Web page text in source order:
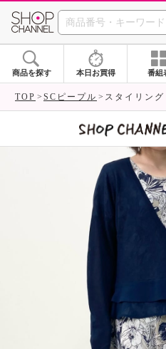
商品を探す 本日お買得 番組
TOP SCピープル スタイリン